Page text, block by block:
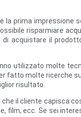
prima impressione
risparmiare
acquistare il
utilizzato molte
fatto molte ricerche
risultato.
il cliente capisca
film, ecc. Se sei